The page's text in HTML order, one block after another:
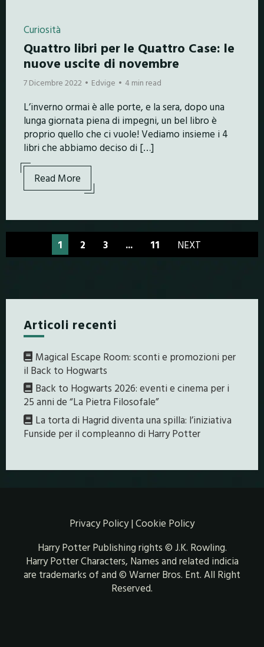
Curiosità
Quattro libri per le Quattro Case: le
nuove uscite di novembre
7 Dicembre 2022 Edvige 4 min read
L’inverno ormai è alle porte, e la sera, dopo una
lunga giornata piena di impegni, un bel libro è
proprio quello che ci vuole! Vediamo insieme i 4
libri che abbiamo deciso di […]
Read More
1 2 3 ... 11 NEXT
Articoli recenti
Magical Escape Room: sconti e promozioni per
il Back to Hogwarts
Back to Hogwarts 2026: eventi e cinema per i
25 anni de “La Pietra Filosofale”
La torta di Hagrid diventa una spilla: l’iniziativa
Funside per il compleanno di Harry Potter
Privacy Policy| Cookie Policy
Harry Potter Publishing rights © J.K. Rowling.
Harry Potter Characters, Names and related indicia
are trademarks of and © Warner Bros. Ent. All Right
Reserved.